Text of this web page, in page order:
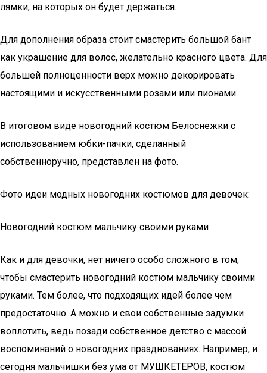
лямки, на которых он будет держаться.
Для дополнения образа стоит смастерить большой бант
как украшение для волос, желательно красного цвета. Для
большей полноценности верх можно декорировать
настоящими и искусственными розами или пионами.
В итоговом виде новогодний костюм Белоснежки с
использованием юбки-пачки, сделанный
собственноручно, представлен на фото.
Фото идеи модных новогодних костюмов для девочек:
Новогодний костюм мальчику своими руками
Как и для девочки, нет ничего особо сложного в том,
чтобы смастерить новогодний костюм мальчику своими
руками. Тем более, что подходящих идей более чем
предостаточно. А можно и свои собственные задумки
воплотить, ведь позади собственное детство с массой
воспоминаний о новогодних празднованиях. Например, и
сегодня мальчишки без ума от МУШКЕТЕРОВ, костюм